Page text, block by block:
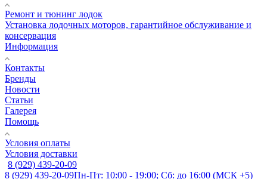
Ремонт и тюнинг лодок
Установка лодочных моторов, гарантийное обслуживание и
консервация
Информация
Контакты
Бренды
Новости
Статьи
Галерея
Помощь
Условия оплаты
Условия доставки
8 (929) 439-20-09
8 (929) 439-20-09Пн-Пт: 10:00 - 19:00; Сб: до 16:00 (МСК +5)